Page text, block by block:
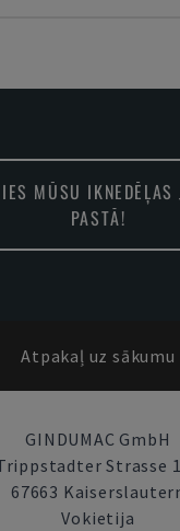
MŪSU
PASTĀ!
Atpakaļ uz sākumu
GINDUMAC GmbH
Strasse
67663
Vokietija